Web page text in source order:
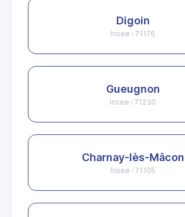
Digoin
Insee : 71176
Gueugnon
Insee : 71230
Charnay-lès-Mâcon
Insee : 71105